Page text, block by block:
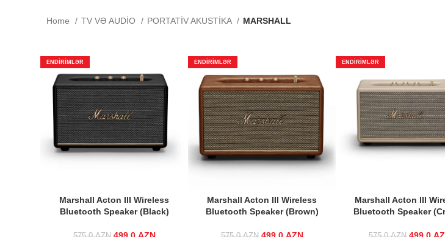
Home TV VƏ AUDİO PORTATİV AKUSTİKA MARSHALL
ENDIRIMLƏR
Marshall Acton III Wireless
Bluetooth Speaker (Black)
ENDIRIMLƏR
Marshall Acton III Wireless
Bluetooth Speaker (Brown)
ENDIRIMLƏR
Marshall Acton III
Bluetooth Speaker